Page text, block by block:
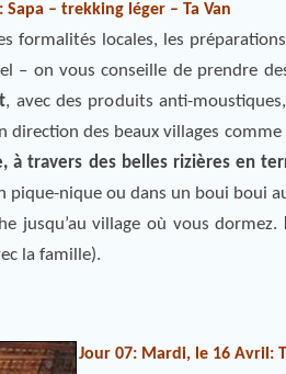
– trekking léger – Ta Van
formalités locales, les
– on vous conseille de prendre
, avec des produits anti-
direction des beaux villages comme
à travers des belles rizières en
pique-nique ou dans un boui boui
jusqu’au village où vous dormez.
la famille).
Jour 07: Mardi, le 16 Avril: